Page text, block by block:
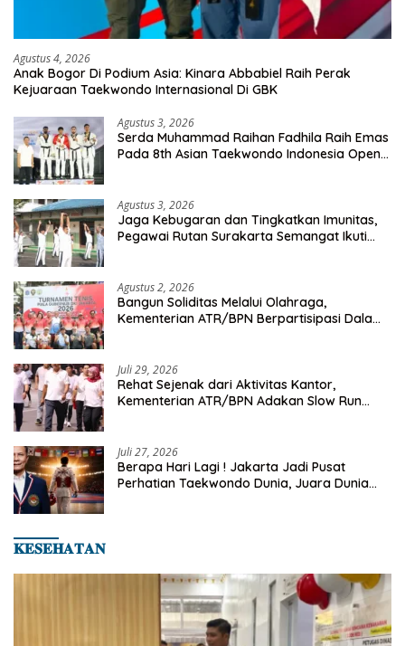
Agustus 4, 2026
Anak Bogor Di Podium Asia: Kinara Abbabiel Raih Perak
Kejuaraan Taekwondo Internasional Di GBK
Agustus 3, 2026
Serda Muhammad Raihan Fadhila Raih Emas
Pada 8th Asian Taekwondo Indonesia Open
Agustus 3, 2026
Jaga Kebugaran dan Tingkatkan Imunitas,
Pegawai Rutan Surakarta Semangat Ikuti
Agustus 2, 2026
Bangun Soliditas Melalui Olahraga,
Kementerian ATR/BPN Berpartisipasi Dalam
Juli 29, 2026
Rehat Sejenak dari Aktivitas Kantor,
Kementerian ATR/BPN Adakan Slow Run
Juli 27, 2026
Berapa Hari Lagi ! Jakarta Jadi Pusat
Perhatian Taekwondo Dunia, Juara Dunia
𝐊𝐄𝐒𝐄𝐇𝐀𝐓𝐀𝐍